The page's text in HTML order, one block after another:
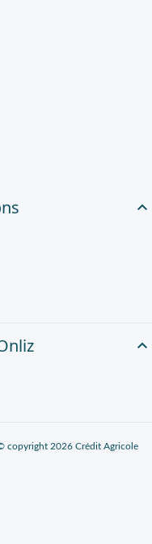
copyright 2026 Crédit Agricole